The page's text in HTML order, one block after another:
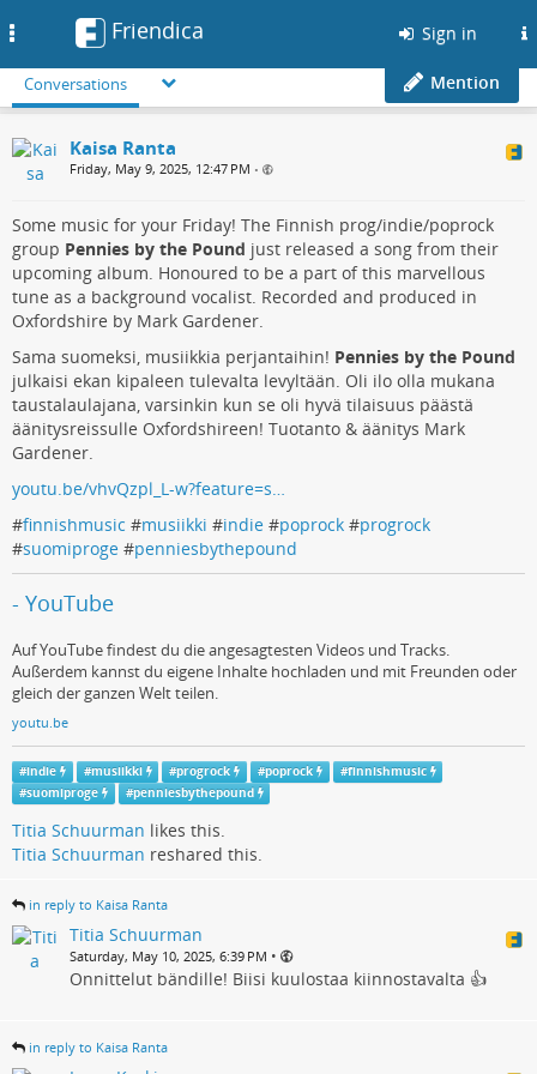
Friendica Sign in
Conversations Mention
Kaisa Ranta
Friday, May 9, 2025, 12:47 PM •
Some music for your Friday! The Finnish prog/indie/poprock
group Pennies by the Pound just released a song from their
upcoming album. Honoured to be a part of this marvellous
tune as a background vocalist. Recorded and produced in
Oxfordshire by Mark Gardener.
Sama suomeksi, musiikkia perjantaihin! Pennies by the Pound
julkaisi ekan kipaleen tulevalta levyltään. Oli ilo olla mukana
taustalaulajana, varsinkin kun se oli hyvä tilaisuus päästä
äänitysreissulle Oxfordshireen! Tuotanto & äänitys Mark
Gardener.
youtu.be/vhvQzpl_L-w?feature=s…
#finnishmusic #musiikki #indie #poprock #progrock
#suomiproge #penniesbythepound
- YouTube
Auf YouTube findest du die angesagtesten Videos und Tracks.
Außerdem kannst du eigene Inhalte hochladen und mit Freunden oder
gleich der ganzen Welt teilen.
youtu.be
#indie #musiikki #progrock #poprock #finnishmusic
#suomiproge #penniesbythepound
Titia Schuurman likes this.
Titia Schuurman reshared this.
in reply to Kaisa Ranta
Titia Schuurman
Saturday, May 10, 2025, 6:39 PM •
Onnittelut bändille! Biisi kuulostaa kiinnostavalta 👍
in reply to Kaisa Ranta